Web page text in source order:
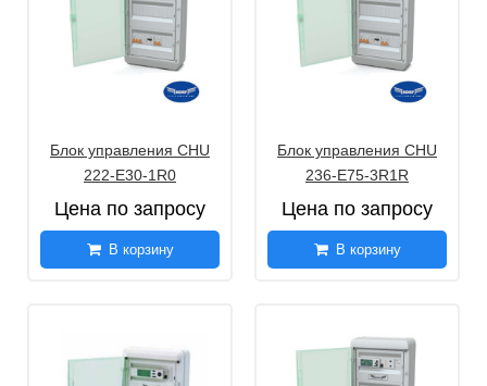
Блок управления CHU
222-E30-1R0
Цена по запросу
В корзину
Блок управления CHU
236-Е75-3R1R
Цена по запросу
В корзину